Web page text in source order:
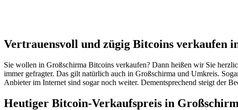
Vertrauensvoll und zügig Bitcoins verkaufen
Sie wollen in Großschirma Bitcoins verkaufen? Dann heißen wir Sie
immer gefragter. Das gilt natürlich auch in Großschirma und Umkreis.
Anbieter im Internet sind sogar noch weiter. Dementsprechend steigt der
Heutiger Bitcoin-Verkaufspreis in